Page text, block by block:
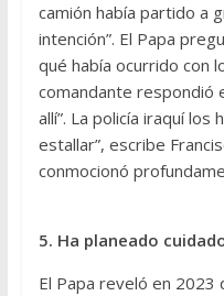
camión había partido a
intención”. El Papa
qué había ocurrido con
comandante respondió
allí”. La policía iraquí los
estallar”, escribe
conmocionó
5. Ha planeado
El Papa reveló en